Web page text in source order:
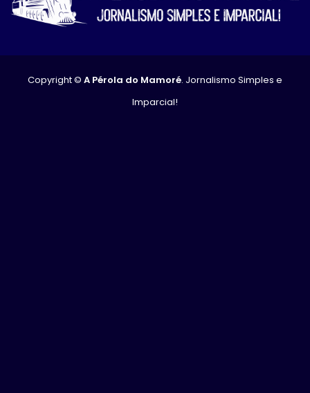
Copyright © A Pérola do Mamoré. Jornalismo Simples e
Imparcial!